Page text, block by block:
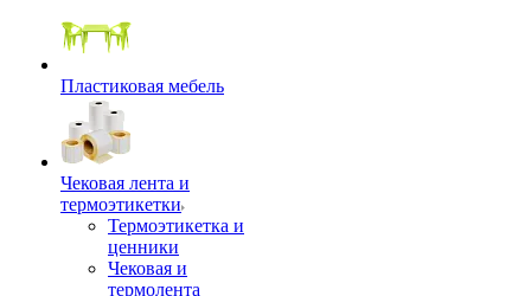
Пластиковая мебель
Чековая лента и
термоэтикетки
Термоэтикетка и
ценники
Чековая и
термолента